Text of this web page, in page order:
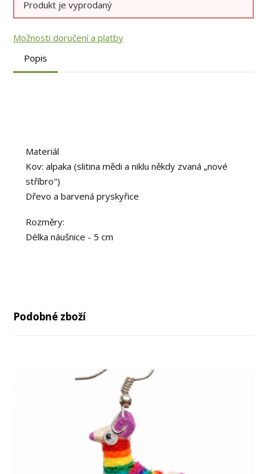
Produkt je vyprodaný
Možnosti doručení a platby
Popis
Materiál
Kov: alpaka (slitina mědi a niklu někdy zvaná „nové
stříbro")
Dřevo a barvená pryskyřice
Rozměry:
Délka náušnice - 5 cm
Podobné zboží